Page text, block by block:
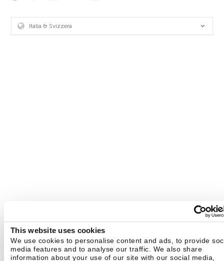
This website uses cookies
We use cookies to personalise content and ads, to provide
media features and to analyse our traffic. We also share
information about your use of our site with our social media,
Italia & Svizzera